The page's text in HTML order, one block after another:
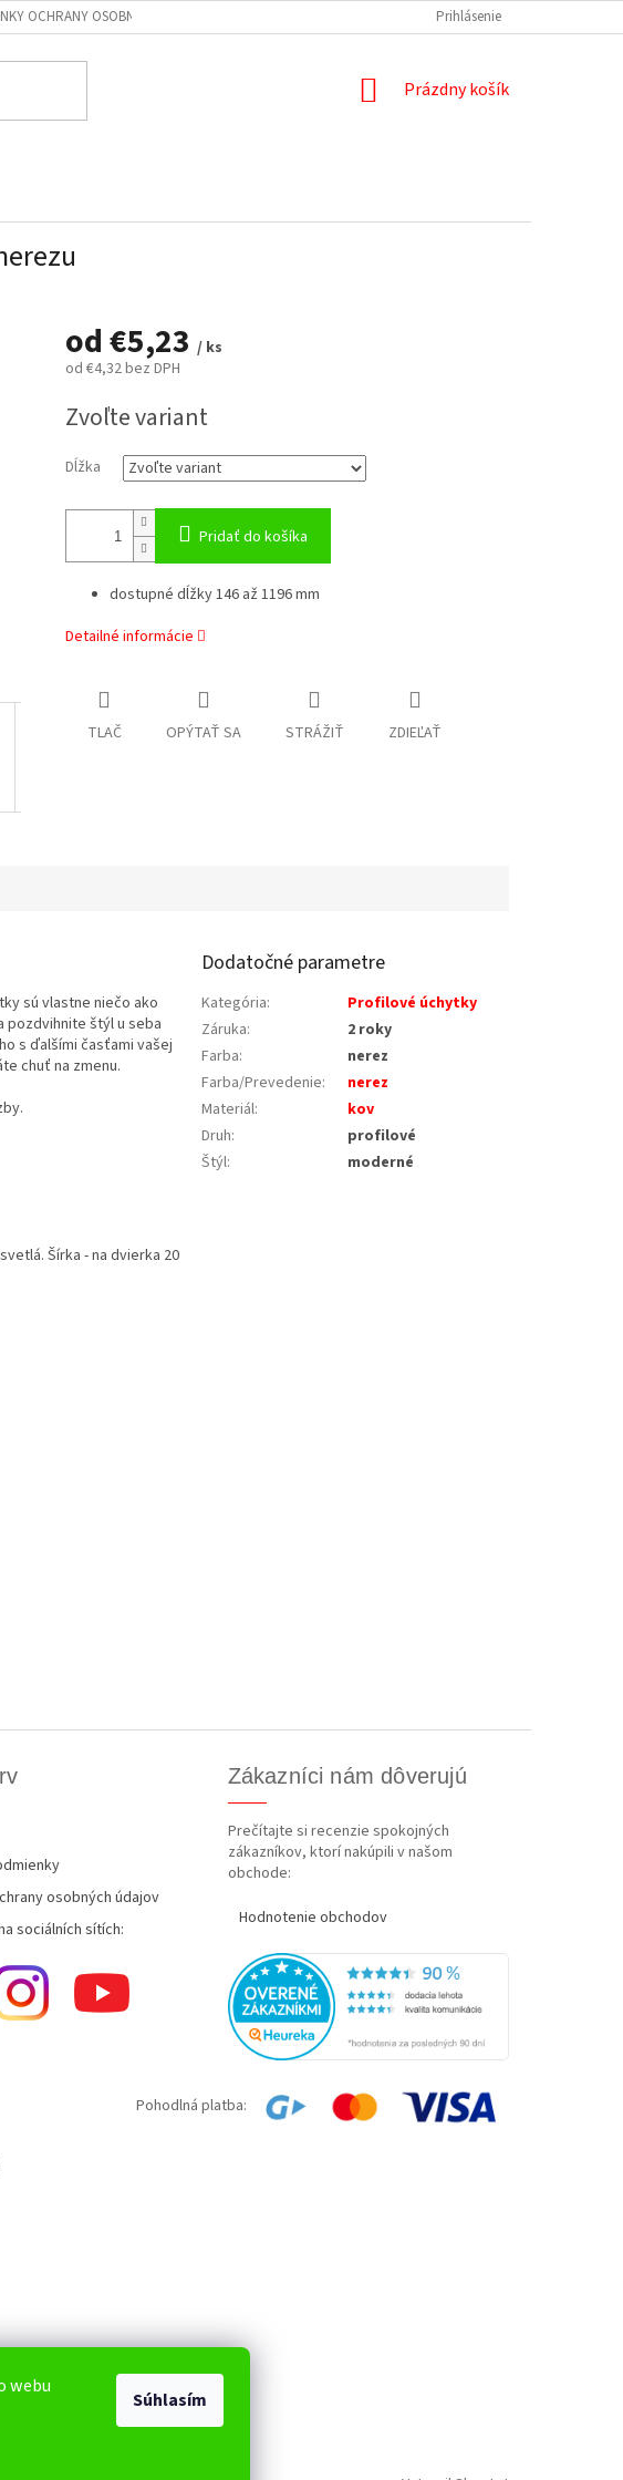
webu
Súhlasím
OCHRANY OSOBNÝCH ÚDAJOV REKLAMÁCIA
Prihlásenie
NÁKUPNÝ
Prázdny košík
od€5,23 / ks
od €4,32bez DPH
cena:
Zvoľte variant
Dĺžka
Pridať do košíka
dostupné dĺžky 146 až 1196 mm
Detailné informácie
TLAČ OPÝTAŤ SA STRÁŽIŤ ZDIEĽAŤ
sú vlastne niečo ako
pozdvihnite štýl u seba
s ďalšími časťami vašej
chuť na zmenu.
Šírka - na dvierka 20
Dodatočné parametre
Kategória:
Profilové úchytky
Záruka:
2 roky
Farba:
nerez
Farba/Prevedenie:
nerez
Materiál:
kov
Druh:
profilové
Štýl: moderné
osobných údajov
sociálních sítích:
Zákazníci nám dôverujú
Prečítajte si recenzie spokojných
zákazníkov, ktorí nakúpili v našom
obchode:
Hodnotenie obchodov
Pohodlná platba: